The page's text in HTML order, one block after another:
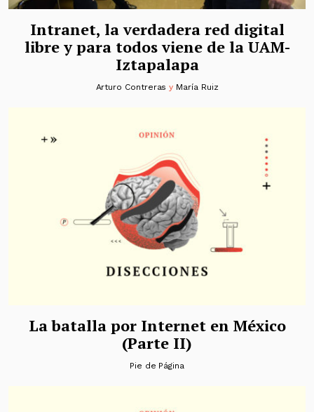
Intranet, la verdadera red digital
libre y para todos viene de la UAM-
Iztapalapa
Arturo Contreras y María Ruiz
La batalla por Internet en México
(Parte II)
Pie de Página